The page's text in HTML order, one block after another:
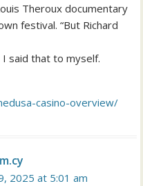
Theroux documentary
festival. “But Richard
said that to myself.
casino-overview/
2025 at 5:01 am